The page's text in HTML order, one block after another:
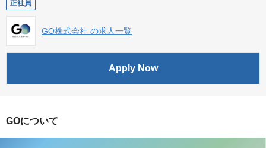
正社員
GO株式会社 の求人一覧
Apply Now
GOについて